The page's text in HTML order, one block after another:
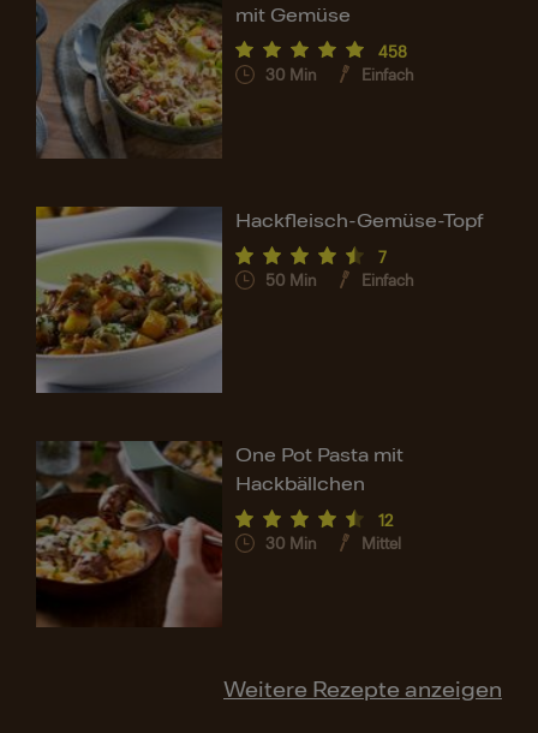
mit Gemüse
458
30 Min Einfach
Hackfleisch-Gemüse-Topf
7
50 Min Einfach
One Pot Pasta mit
Hackbällchen
12
30 Min Mittel
Weitere Rezepte anzeigen